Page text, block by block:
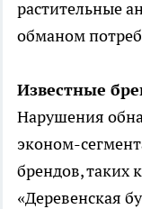
растительные
обманом
Известные
Нарушения
эконом-
брендов, таких
«Деревенская